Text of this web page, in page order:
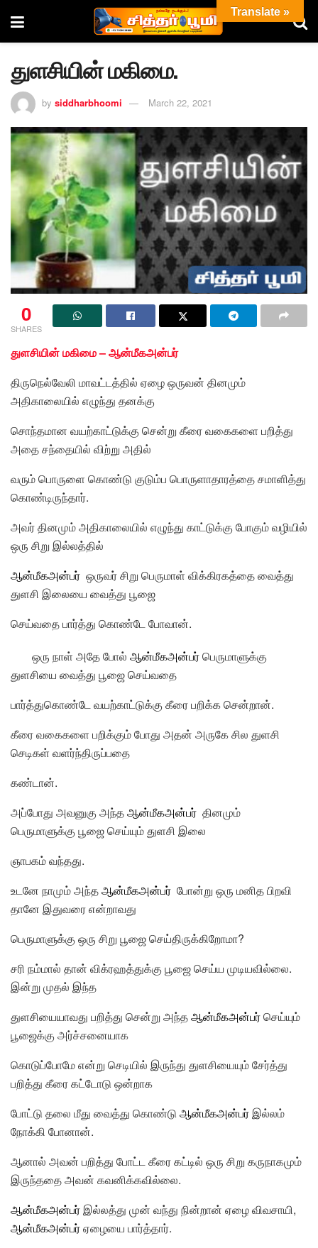
துளசியின் மகிமை.
by siddharbhoomi March 22, 2021
0
SHARES
துளசியின் மகிமை – ஆன்மீகஅன்பர்
திருநெல்வேலி மாவட்டத்தில் ஏழை ஒருவன் தினமும்
அதிகாலையில் எழுந்து தனக்கு
சொந்தமான வயற்காட்டுக்கு சென்று கீரை வகைகளை பறித்து
அதை சந்தையில் விற்று அதில்
வரும் பொருளை கொண்டு குடும்ப பொருளாதாரத்தை சமாளித்து
கொண்டிருந்தார்.
அவர் தினமும் அதிகாலையில் எழுந்து காட்டுக்கு போகும் வழியில்
ஒரு சிறு இல்லத்தில்
ஆன்மீகஅன்பர் ஒருவர் சிறு பெருமாள் விக்கிரகத்தை வைத்து
துளசி இலையை வைத்து பூஜை
செய்வதை பார்த்து கொண்டே போவான்.
ஒரு நாள் அதே போல் ஆன்மீகஅன்பர்பெருமாளுக்கு
துளசியை வைத்து பூஜை செய்வதை
பார்த்துகொண்டே வயற்காட்டுக்கு கீரை பறிக்க சென்றான்.
கீரை வகைகளை பறிக்கும் போது அதன் அருகே சில துளசி
செடிகள் வளர்ந்திருப்பதை
கண்டான்.
அப்போது அவனுகு அந்தஆன்மீகஅன்பர் தினமும்
பெருமாளுக்கு பூஜை செய்யும் துளசி இலை
ஞாபகம் வந்தது.
உடனே நாமும் அந்தஆன்மீகஅன்பர் போன்று ஒரு மனித பிறவி
தானே இதுவரை என்றாவது
பெருமாளுக்கு ஒரு சிறு பூஜை செய்திருக்கிறோமா?
சரி நம்மால் தான் விக்ரஹத்துக்கு பூஜை செய்ய முடியவில்லை.
இன்று முதல் இந்த
துளசியையாவது பறித்து சென்று அந்தஆன்மீகஅன்பர்செய்யும்
பூஜைக்கு அர்ச்சனையாக
கொடுப்போமே என்று செடியில் இருந்து துளசியையும் சேர்த்து
பறித்து கீரை கட்டோடு ஒன்றாக
போட்டு தலை மீது வைத்து கொண்டு ஆன்மீகஅன்பர்இல்லம்
நோக்கி போனான்.
ஆனால் அவன் பறித்து போட்ட கீரை கட்டில் ஒரு சிறு கருநாகமும்
இருந்ததை அவன் கவனிக்கவில்லை.
ஆன்மீகஅன்பர்இல்லத்து முன் வந்து நின்றான் ஏழை விவசாயி,
ஆன்மீகஅன்பர்ஏழையை பார்த்தார்.
Translate »